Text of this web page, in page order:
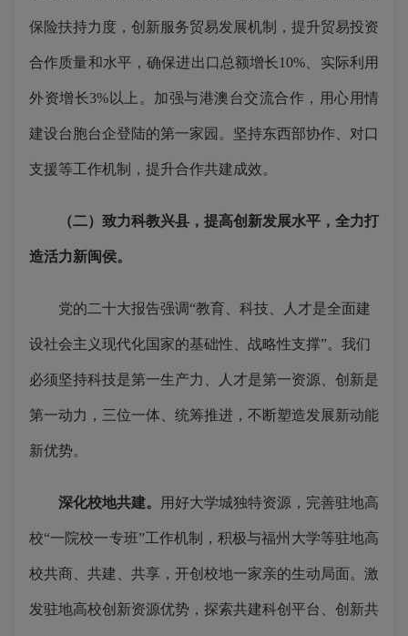
保险扶持力度，创新服务贸易发展机制，提升贸易投资
合作质量和水平，确保进出口总额增长10%、实际利用
外资增长3%以上。加强与港澳台交流合作，用心用情
建设台胞台企登陆的第一家园。坚持东西部协作、对口
支援等工作机制，提升合作共建成效。
（二）致力科教兴县，提高创新发展水平， 全力打
造活力新闽侯。
党的二十大报告强调“教育、科技、人才是全面建
设社会主义现代化国家的基础性、战略性支撑”。我们
必须坚持科技是第一生产力、人才是第一资源、创新是
第一动力，三位一体、统筹推进，不断塑造发展新动能
新优势。
深化校地共建。 用好大学城独特资源，完善驻地高
校“一院校一专班”工作机制，积极与福州大学等驻地高
校共商、共建、共享，开创校地一家亲的生动局面。激
发驻地高校创新资源优势，探索共建科创平台、创新共